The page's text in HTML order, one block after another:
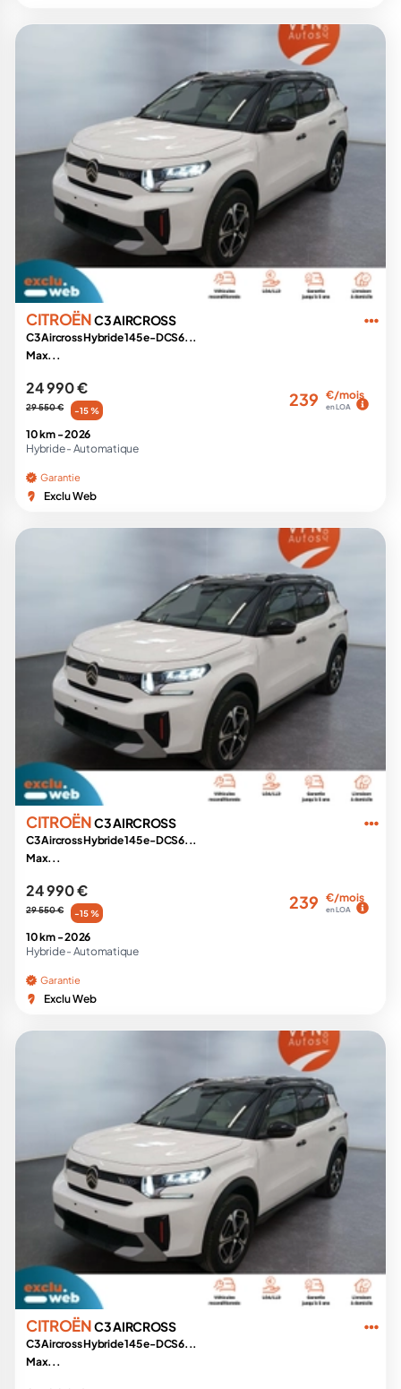
CITROËNC3 AIRCROSS
C3 Aircross Hybride 145 e-DCS6...
Max...
24 990 €
29 550 € -15 %
239 €/mois
en LOA
10 km -2026
Hybride - Automatique
Garantie
Exclu Web
CITROËNC3 AIRCROSS
C3 Aircross Hybride 145 e-DCS6...
Max...
24 990 €
29 550 € -15 %
239 €/mois
en LOA
10 km -2026
Hybride - Automatique
Garantie
Exclu Web
CITROËNC3 AIRCROSS
C3 Aircross Hybride 145 e-DCS6...
Max...